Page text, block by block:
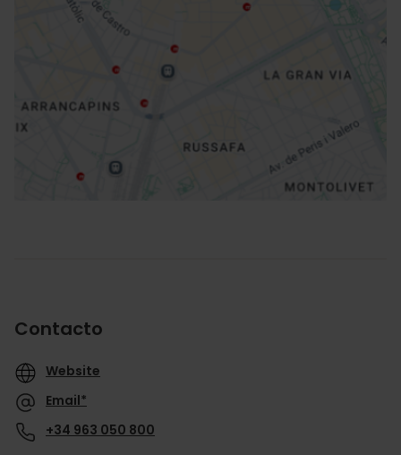
Cómo llegar
Contacto
Website
Email*
+34 963 050 800